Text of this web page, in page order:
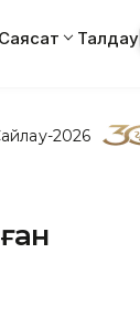
Саясат Талдау
2026